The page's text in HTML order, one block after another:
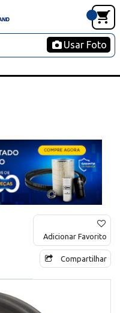
Usar Foto
Adicionar Favorito
Compartilhar